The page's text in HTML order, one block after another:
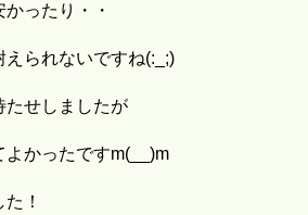
ったり・・
られないですね(:_;)
たせしましたが
かったですm(__)m
！